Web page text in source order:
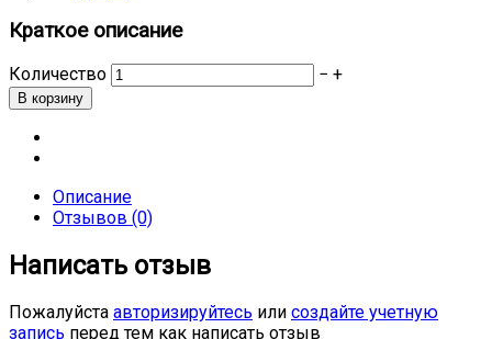
Краткое описание
Количество − +
Описание
Отзывов (0)
Написать отзыв
Пожалуйста авторизируйтесь или создайте учетную
запись перед тем как написать отзыв